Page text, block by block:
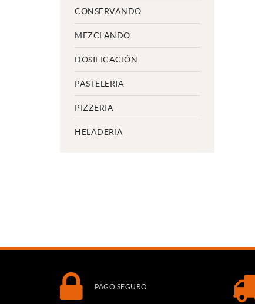
CONSERVANDO
MEZCLANDO
DOSIFICACIÓN
PASTELERIA
PIZZERIA
HELADERIA
PAGO SEGURO